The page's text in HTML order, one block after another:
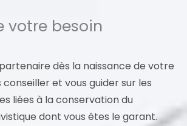
votre besoin
dès la naissance de votre
et vous guider sur les
liées à la conservation du
dont vous êtes le garant.